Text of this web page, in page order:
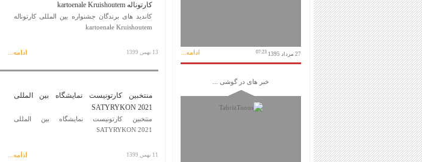
27 مرداد 1395 07:23 ادامه...
خبر های در گوشی ...
کارتوناله kartoenale Kruishoutem
کاندید های برندگان جشنواره بین المللی کارتوناله
kartoenale Kruishoutem
13 بهمن 1399 ادامه...
منتخبین کارتونیست نمایشگاه بین المللی
SATYRYKON 2021
منتخبین کارتونیست نمایشگاه بین المللی
SATYRYKON 2021
11 بهمن 1399 ادامه...